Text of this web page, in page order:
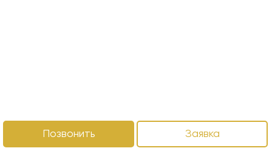
Позвонить Заявка